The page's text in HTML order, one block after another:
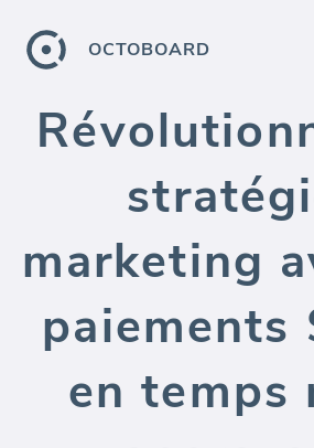
OCTOBOARD
marketing
paiements
en temps